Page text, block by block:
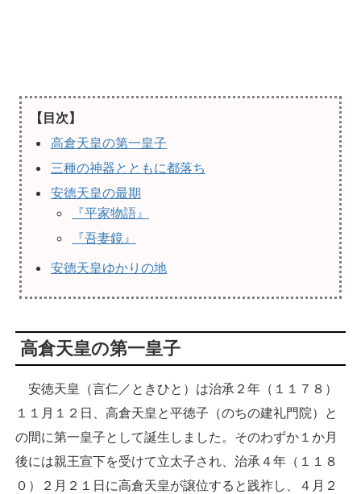
【目次】
高倉天皇の第一皇子
三種の神器とともに都落ち
安徳天皇の最期
『平家物語』
『吾妻鏡』
安徳天皇ゆかりの地
高倉天皇の第一皇子
安徳天皇（言仁／ときひと）は治承２年（１１７８）
１１月１２日、高倉天皇と平徳子（のちの建礼門院）と
の間に第一皇子として誕生しました。そのわずか１か月
後には親王宣下を受けて立太子され、治承４年（１１８
０）２月２１日に高倉天皇が譲位すると践祚し、４月２